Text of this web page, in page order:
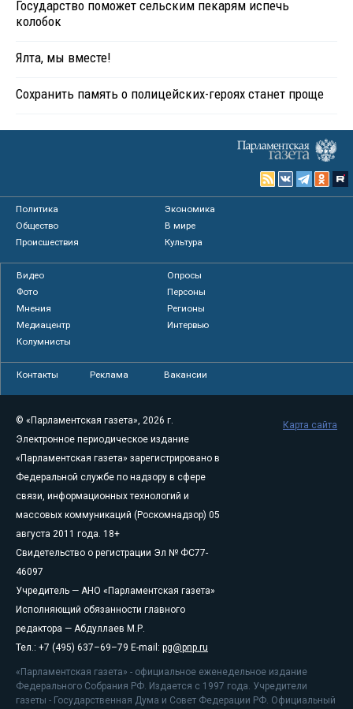
Государство поможет сельским пекарям испечь
колобок
Ялта, мы вместе!
Сохранить память о полицейских-героях станет проще
Политика
Экономика
Общество
В мире
Происшествия
Культура
Видео
Опросы
Фото
Персоны
Мнения
Регионы
Медиацентр
Интервью
Колумнисты
Контакты Реклама Вакансии
© «Парламентская газета», 2026 г.
Электронное периодическое издание
«Парламентская газета» зарегистрировано в
Федеральной службе по надзору в сфере
связи, информационных технологий и
массовых коммуникаций (Роскомнадзор) 05
августа 2011 года. 18+
Свидетельство о регистрации Эл № ФС77-
46097
Учредитель — АНО «Парламентская газета»
Исполняющий обязанности главного
редактора — Абдуллаев М.Р.
Тел.: +7 (495) 637–69–79 E-mail: pg@pnp.ru
«Парламентская газета» - официальное еженедельное издание
Федерального Собрания РФ. Издается с 1997 года. Учредители
газеты - Государственная Дума и Совет Федерации РФ. Официальный
Карта сайта